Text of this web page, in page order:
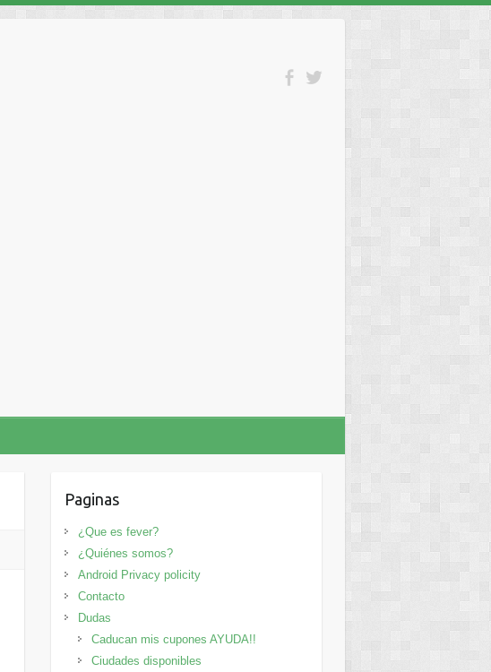
Paginas
¿Que es fever?
¿Quiénes somos?
Android Privacy policity
Contacto
Dudas
Caducan mis cupones AYUDA!!
Ciudades disponibles